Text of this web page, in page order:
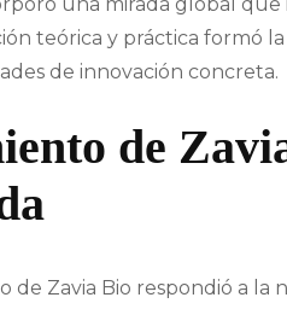
teórica y práctica formó
de innovación concreta.
de
de Zavia Bio respondió a la